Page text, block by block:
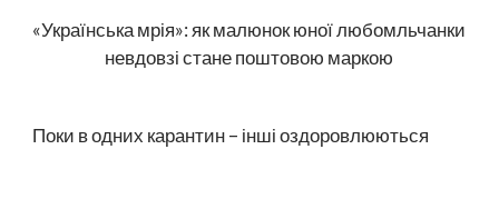
«Українська мрія»: як малюнок юної любомльчанки
невдовзі стане поштовою маркою
Поки в одних карантин – інші оздоровлюються